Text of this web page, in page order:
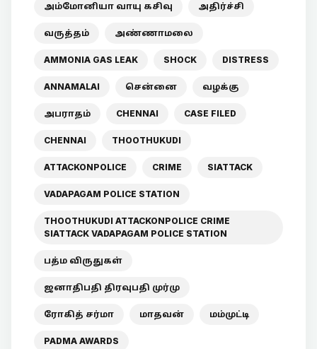
அம்மோனியா வாயு கசிவு அதிர்ச்சி
வருத்தம் அண்ணாமலை
AMMONIA GAS LEAK SHOCK DISTRESS
ANNAMALAI சென்னை வழக்கு
அபராதம் CHENNAI CASE FILED
CHENNAI THOOTHUKUDI
ATTACKONPOLICE CRIME SIATTACK
VADAPAGAM POLICE STATION
THOOTHUKUDI ATTACKONPOLICE CRIME
SIATTACK VADAPAGAM POLICE STATION
பத்ம விருதுகள்
ஜனாதிபதி திரவுபதி முர்மு
ரோகித் சர்மா மாதவன் மம்முட்டி
PADMA AWARDS